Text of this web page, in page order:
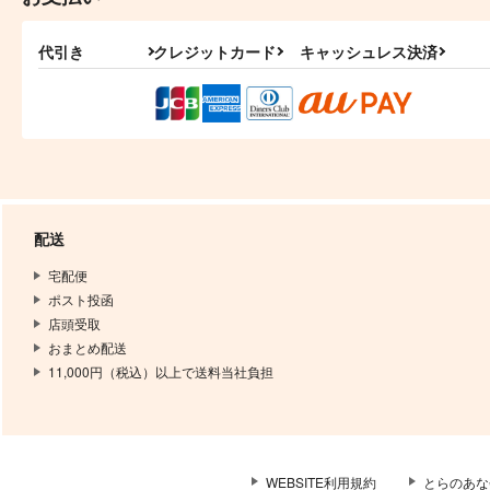
代引き クレジットカード キャッシュレス決済
配送
宅配便
ポスト投函
店頭受取
おまとめ配送
11,000円（税込）以上で送料当社負担
WEBSITE利用規約
とらのあ